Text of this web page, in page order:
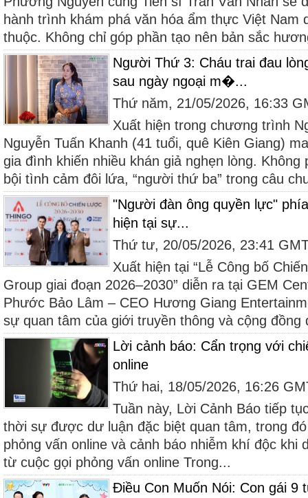
hành trình khám phá văn hóa ẩm thực Việt Nam
thuộc. Không chỉ góp phần tạo nên bản sắc
Người Thứ 3: Cháu trai đau
sau ngày ngoại m�...
Thứ năm, 21/05/2026, 16:33
Xuất hiện trong chương trình
Nguyễn Tuấn Khanh (41 tuổi, quê Kiên Giang)
gia đình khiến nhiều khán giả nghẹn lòng. Không
bội tình cảm đôi lứa, “người thứ ba” trong câu
"Người đàn ông quyền lực"
hiện tại sự...
Thứ tư, 20/05/2026, 23:41
Xuất hiện tại “Lễ Công bố
Group giai đoạn 2026–2030” diễn ra tại GEM
Phước Bảo Lâm – CEO Hương Giang
sự quan tâm của giới truyền thông và cộng đồng
Lời cảnh báo: Cẩn trọng với
online
Thứ hai, 18/05/2026, 16:26
Tuần này, Lời Cảnh Báo tiếp
thời sự được dư luận đặc biệt quan tâm, trong
phỏng vấn online và cảnh báo nhiễm khí độc khi
từ cuộc gọi phỏng vấn online Trong...
Điều Con Muốn Nói: Con gái 9